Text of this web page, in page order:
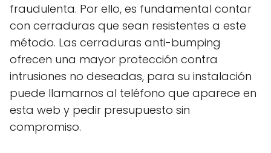
fraudulenta. Por ello, es fundamental contar
con cerraduras que sean resistentes a este
método. Las cerraduras anti-bumping
ofrecen una mayor protección contra
intrusiones no deseadas, para su instalación
puede llamarnos al teléfono que aparece en
esta web y pedir presupuesto sin
compromiso.